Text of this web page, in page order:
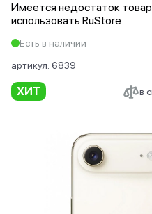
ХИТ в
Имеется недостаток
использовать RuStore
Есть в наличии
артикул: 6839